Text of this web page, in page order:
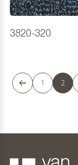
3820-320
1 2